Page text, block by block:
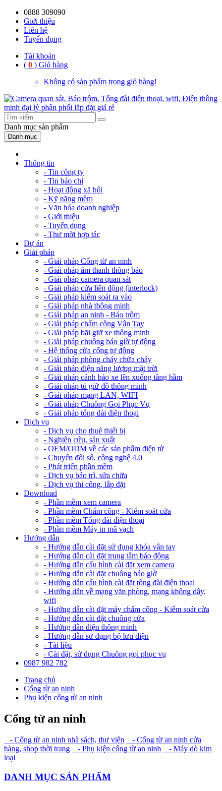
0888 309090
Giới thiệu
Liên hệ
Tuyển dụng
Tài khoản
( 0 ) Giỏ hàng
Không có sản phẩm trong giỏ hàng!
Danh mục sản phẩm
Danh mục
Thông tin
- Tin công ty
- Tin báo chí
- Hoạt động xã hội
- Kỹ năng mềm
- Văn hóa doanh nghiệp
- Giới thiệu
- Tuyển dụng
- Thư mời hợp tác
Dự án
Giải pháp
- Giải pháp Cổng từ an ninh
- Giải pháp âm thanh thông báo
- Giải pháp camera quan sát
- Giải pháp cửa liên động (interlock)
- Giải pháp kiểm soát ra vào
- Giải pháp nhà thông minh
- Giải pháp an ninh - Báo trộm
- Giải pháp chấm công Vân Tay
- Giải pháp bãi giữ xe thông minh
- Giải pháp chuông báo giờ tự động
- Hệ thống cửa cổng tự động
- Giải pháp phòng cháy chữa cháy
- Giải pháp điện năng lượng mặt trời
- Giải pháp cảnh báo xe lên xuống tầng hầm
- Giải pháp tủ giữ đồ thông minh
- Giải pháp mạng LAN, WIFI
- Giải pháp Chuông Gọi Phục Vụ
- Giải pháp tổng đài điện thoại
Dịch vụ
- Dịch vụ cho thuê thiết bị
- Nghiên cứu, sản xuất
- OEM/ODM về các sản phẩm điện tử
- Chuyển đổi số, công nghệ 4.0
- Phát triển phần mềm
- Dịch vụ bảo trì, sửa chữa
- Dịch vụ thi công, lắp đặt
Download
- Phần mềm xem camera
- Phần mềm Chấm công - Kiểm soát cửa
- Phần mềm Tổng đài điện thoại
- Phần mềm Máy in mã vạch
Hướng dẫn
- Hướng dẫn cài đặt sử dụng khóa vân tay
- Hướng dẫn cài đặt trung tâm báo động
- Hướng dẫn cấu hình cài đặt xem camera
- Hướng dẫn cài đặt chuông báo giờ
- Hướng dẫn cấu hình cài đặt tổng đài điện thoại
- Hướng dẫn về mạng văn phòng, mạng không dây,
wifi
- Hướng dẫn cài đặt máy chấm công - Kiểm soát cửa
- Hướng dẫn cài đặt chuông cửa
- Hướng dẫn điện thông minh
- Hướng dẫn sử dụng bộ lưu điện
- Tài liệu
- Cài đặt, sử dụng Chuông gọi phục vụ
0987 982 782
Trang chủ
Cổng từ an ninh
Phụ kiện cổng từ an ninh
Cổng từ an ninh
- Cổng từ an ninh nhà sách, thư viện
- Cổng từ an ninh cửa
hàng, shop thời trang
- Phụ kiện cổng từ an ninh
- Máy dò kim
loại
DANH MỤC SẢN PHẨM